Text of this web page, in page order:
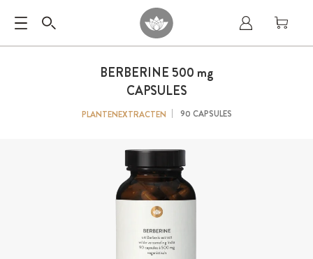
BERBERINE 500 mg
CAPSULES
PLANTENEXTRACTEN 90 CAPSULES